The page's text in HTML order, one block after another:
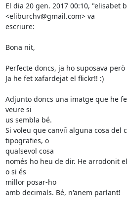
El dia 20 gen. 2017 00:10, "elisabet
<eliburchv@gmail.com> va
escriure:
Bona nit,
Perfecte doncs, ja ho suposava
Ja he fet xafardejat el flickr!! :)
Adjunto doncs una imatge que he
veure si
us sembla bé.
Si voleu que canviï alguna cosa del
tipografies, o
qualsevol cosa
només ho heu de dir. He arrodonit
o si és
millor posar-ho
amb decimals. Bé, n'anem parlant!